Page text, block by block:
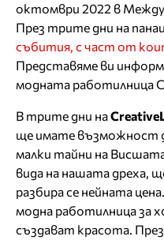
октомври 2022 в
През трите дни на
събития, с част от
Представяме ви
модната работилница
В трите дни на
ще имате възможност
малки тайни на
вида на нашата дреха,
разбира се нейната
модна работилница за
създават красота.